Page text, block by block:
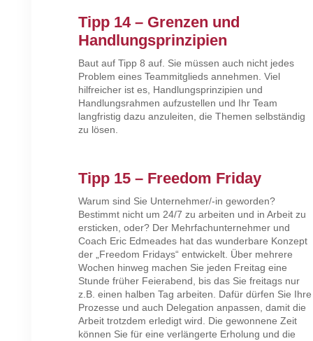
Tipp 14 – Grenzen und
Handlungsprinzipien
Baut auf Tipp 8 auf. Sie müssen auch nicht jedes
Problem eines Teammitglieds annehmen. Viel
hilfreicher ist es, Handlungsprinzipien und
Handlungsrahmen aufzustellen und Ihr Team
langfristig dazu anzuleiten, die Themen selbständig
zu lösen.
Tipp 15 – Freedom Friday
Warum sind Sie Unternehmer/-in geworden?
Bestimmt nicht um 24/7 zu arbeiten und in Arbeit zu
ersticken, oder? Der Mehrfachunternehmer und
Coach Eric Edmeades hat das wunderbare Konzept
der „Freedom Fridays“ entwickelt. Über mehrere
Wochen hinweg machen Sie jeden Freitag eine
Stunde früher Feierabend, bis das Sie freitags nur
z.B. einen halben Tag arbeiten. Dafür dürfen Sie Ihre
Prozesse und auch Delegation anpassen, damit die
Arbeit trotzdem erledigt wird. Die gewonnene Zeit
können Sie für eine verlängerte Erholung und die